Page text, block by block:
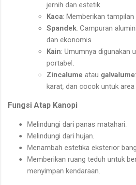
jernih dan estetik.
Kaca: Memberikan
Spandek: Campuran
dan ekonomis.
Kain: Umumnya digunakan
portabel.
Zincalume atau galvalume
karat, dan cocok untuk area
Fungsi Atap Kanopi
Melindungi dari panas matahari.
Melindungi dari hujan.
Menambah estetika eksterior
Memberikan ruang teduh untuk
menyimpan kendaraan.